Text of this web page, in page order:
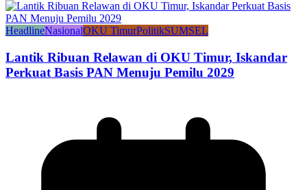
HeadlineNasionalOKU TimurPolitikSUMSEL
Lantik Ribuan Relawan di OKU Timur, Iskandar
Perkuat Basis PAN Menuju Pemilu 2029